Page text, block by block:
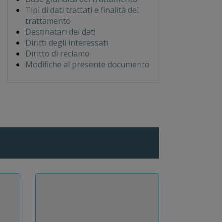
Tipi di dati trattati e finalità del
trattamento
Destinatari dei dati
Diritti degli interessati
Diritto di reclamo
Modifiche al presente documento